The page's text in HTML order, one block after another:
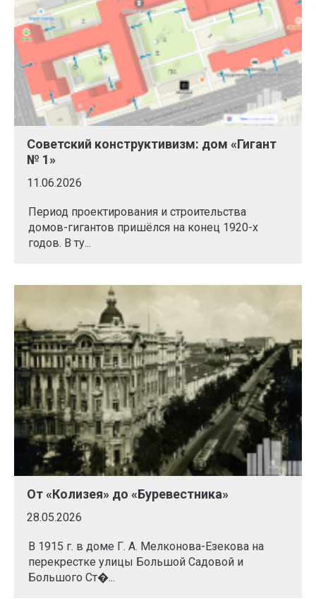
Советский конструктивизм: дом «Гигант
№ 1»
11.06.2026
Период проектирования и строительства
домов-гигантов пришёлся на конец 1920-х
годов. В ту...
От «Колизея» до «Буревестника»
28.05.2026
В 1915 г. в доме Г. А. Мелконова-Езекова на
перекрестке улицы Большой Садовой и
Большого Ст�...